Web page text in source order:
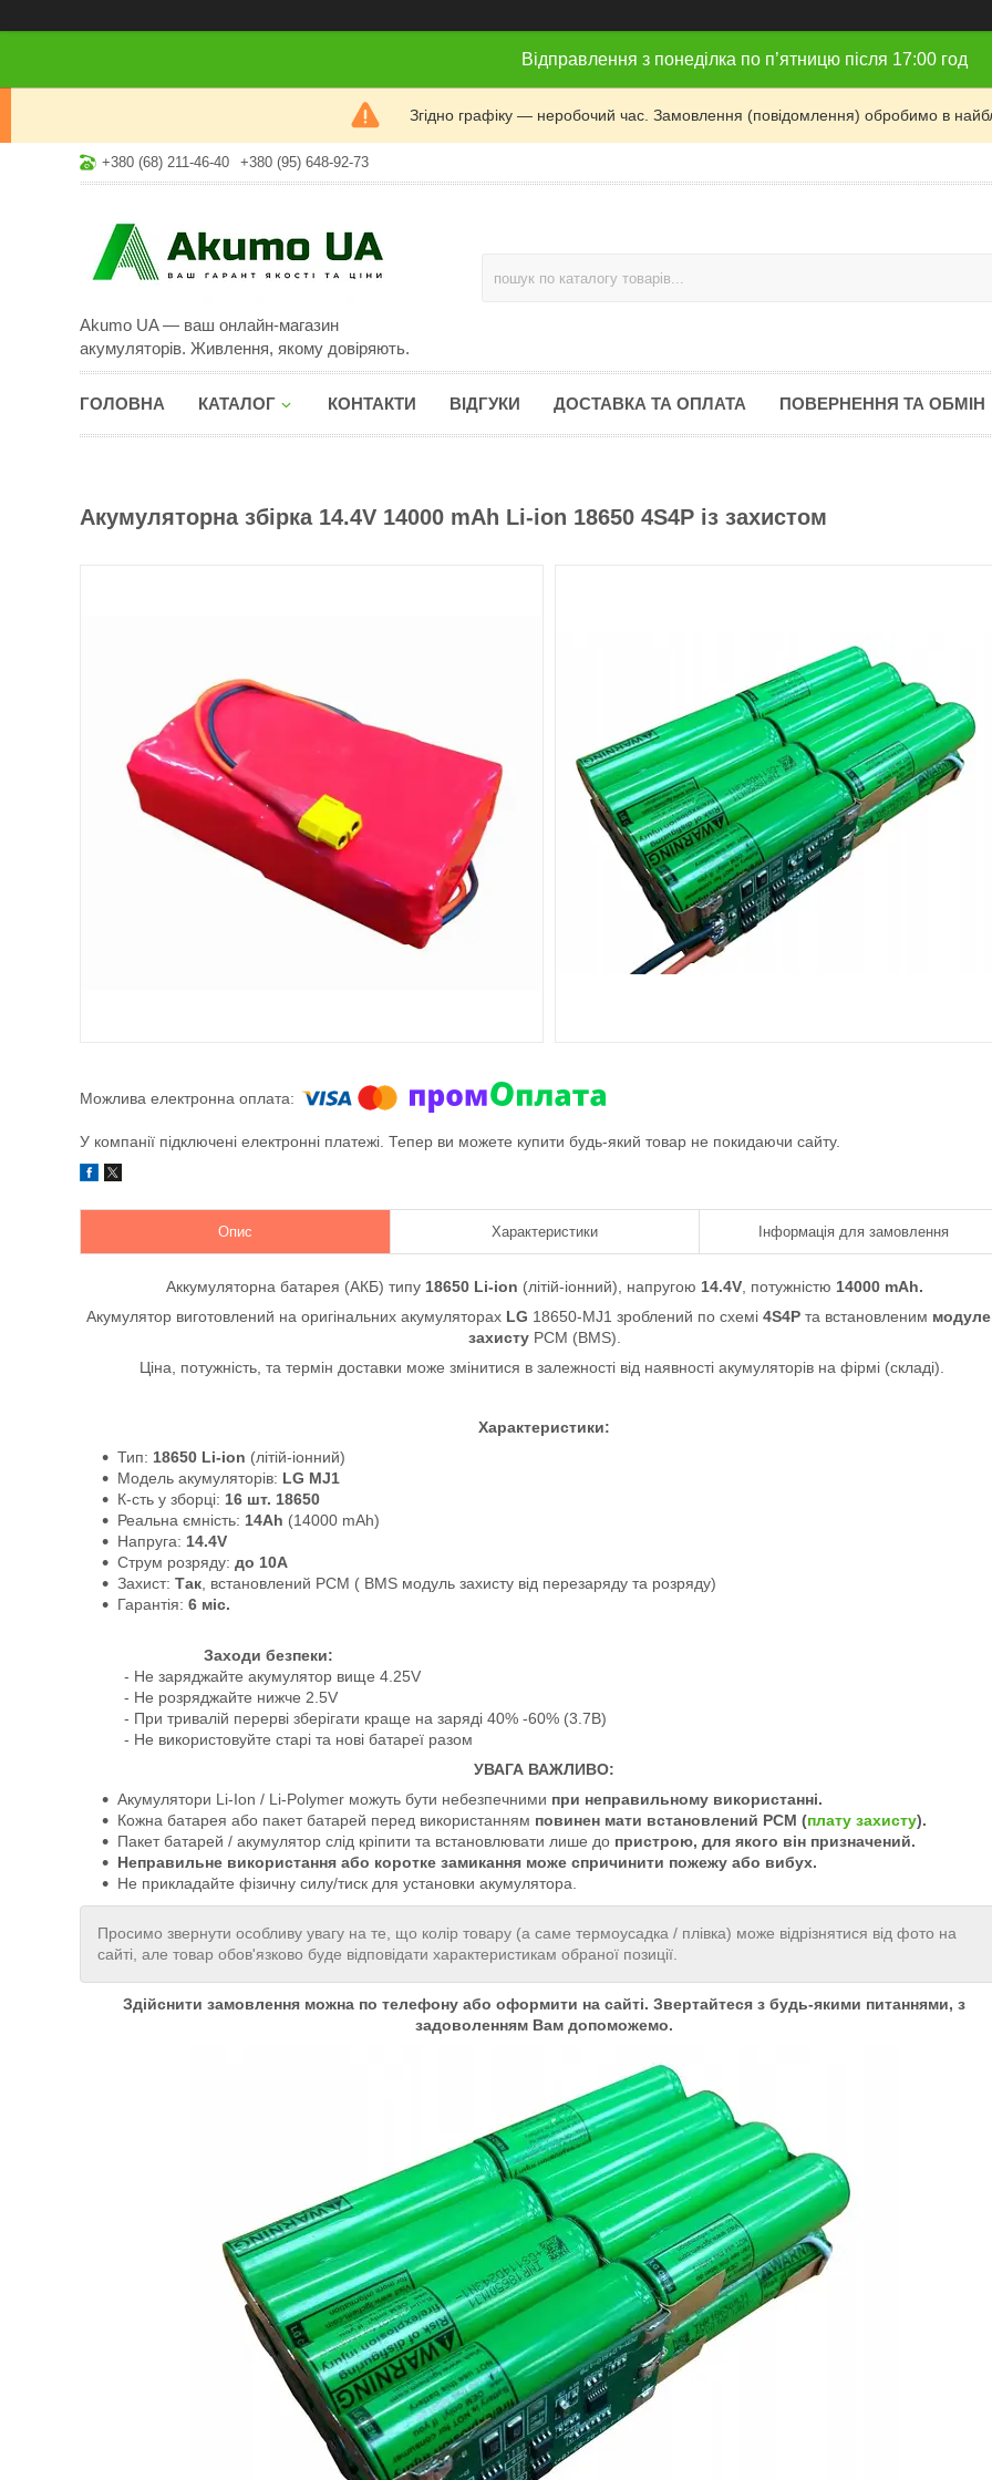
Відправлення з понеділка по п’ятницю після 17:00 год
Згідно графіку — неробочий час. Замовлення (повідомлення) обробимо в
+380 (68) 211-46-40 +380 (95) 648-92-73
Akumo UA — ваш онлайн-магазин
акумуляторів. Живлення, якому довіряють.
ГОЛОВНА КАТАЛОГ КОНТАКТИ ВІДГУКИ ДОСТАВКА ТА ОПЛАТА ПОВЕРНЕННЯ ТА ОБМІН
Акумуляторна збірка 14.4V 14000 mAh Li-ion 18650 4S4P із захистом
У компанії підключені електронні платежі. Тепер ви можете купити будь-який товар не покидаючи сайту.
Опис Характеристики Інформація для замовлення
Аккумуляторна батарея (АКБ) типу 18650 Li-ion (літій-іонний) , напругою 14.4V, потужністю 14000 mAh.
Акумулятор виготовлений на оригінальних акумуляторах LG 18650-MJ1 зроблений по схемі 4S4P та встановленим
захистуPCM (BMS).
Ціна, потужність, та термін доставки може змінитися в залежності від наявності акумуляторів на фірмі (складі).
Характеристики:
Тип: 18650 Li-ion (літій-іонний)
Модель акумуляторів: LG MJ1
К-сть у зборці: 16 шт. 18650
Реальна ємність: 14Ah (14000 mAh)
Напруга: 14.4V
Струм розряду: до 10А
Захист: Так , встановлений PCM ( BMS модуль захисту від перезаряду та розряду)
Гарантія: 6 міс.
Заходи безпеки:
- Не заряджайте акумулятор вище 4.25V
- Не розряджайте нижче 2.5V
- При тривалій перерві зберігати краще на заряді 40% -60% (3.7В)
- Не використовуйте старі та нові батареї разом
УВАГА ВАЖЛИВО:
Акумулятори Li-Ion / Li-Polymer можуть бути небезпечними при неправильному використанні.
Кожна батарея або пакет батарей перед використанням повинен мати встановлений PCM (плату захисту).
Пакет батарей / акумулятор слід кріпити та встановлювати лише до пристрою, для якого він призначений.
Неправильне використання або коротке замикання може спричинити пожежу або вибух.
Не прикладайте фізичну силу/тиск для установки акумулятора.
Просимо звернути особливу увагу на те, що колір товару (а саме термоусадка / плівка) може відрізнятися від фото на
сайті, але товар обов'язково буде відповідати характеристикам обраної позиції.
Здійснити замовлення можна по телефону або оформити на сайті. Звертайтеся з будь-якими питаннями, з
задоволенням Вам допоможемо.